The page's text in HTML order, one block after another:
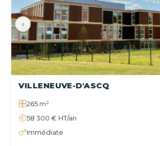
‹
VILLENEUVE-D'ASCQ
265 m²
58 300 € HT/an
Immédiate